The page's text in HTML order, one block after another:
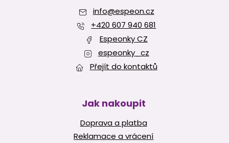
p
r
v
k
y
v
ý
s
u
info@espeon.cz
+420 607 940 681
Espeonky CZ
espeonky_cz
Přejít do kontaktů
Jak nakoupit
Doprava a platba
Reklamace a vrácení